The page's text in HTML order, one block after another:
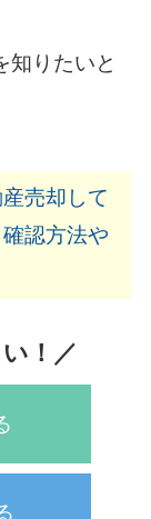
知りたいと
売却して
認方法や
！／